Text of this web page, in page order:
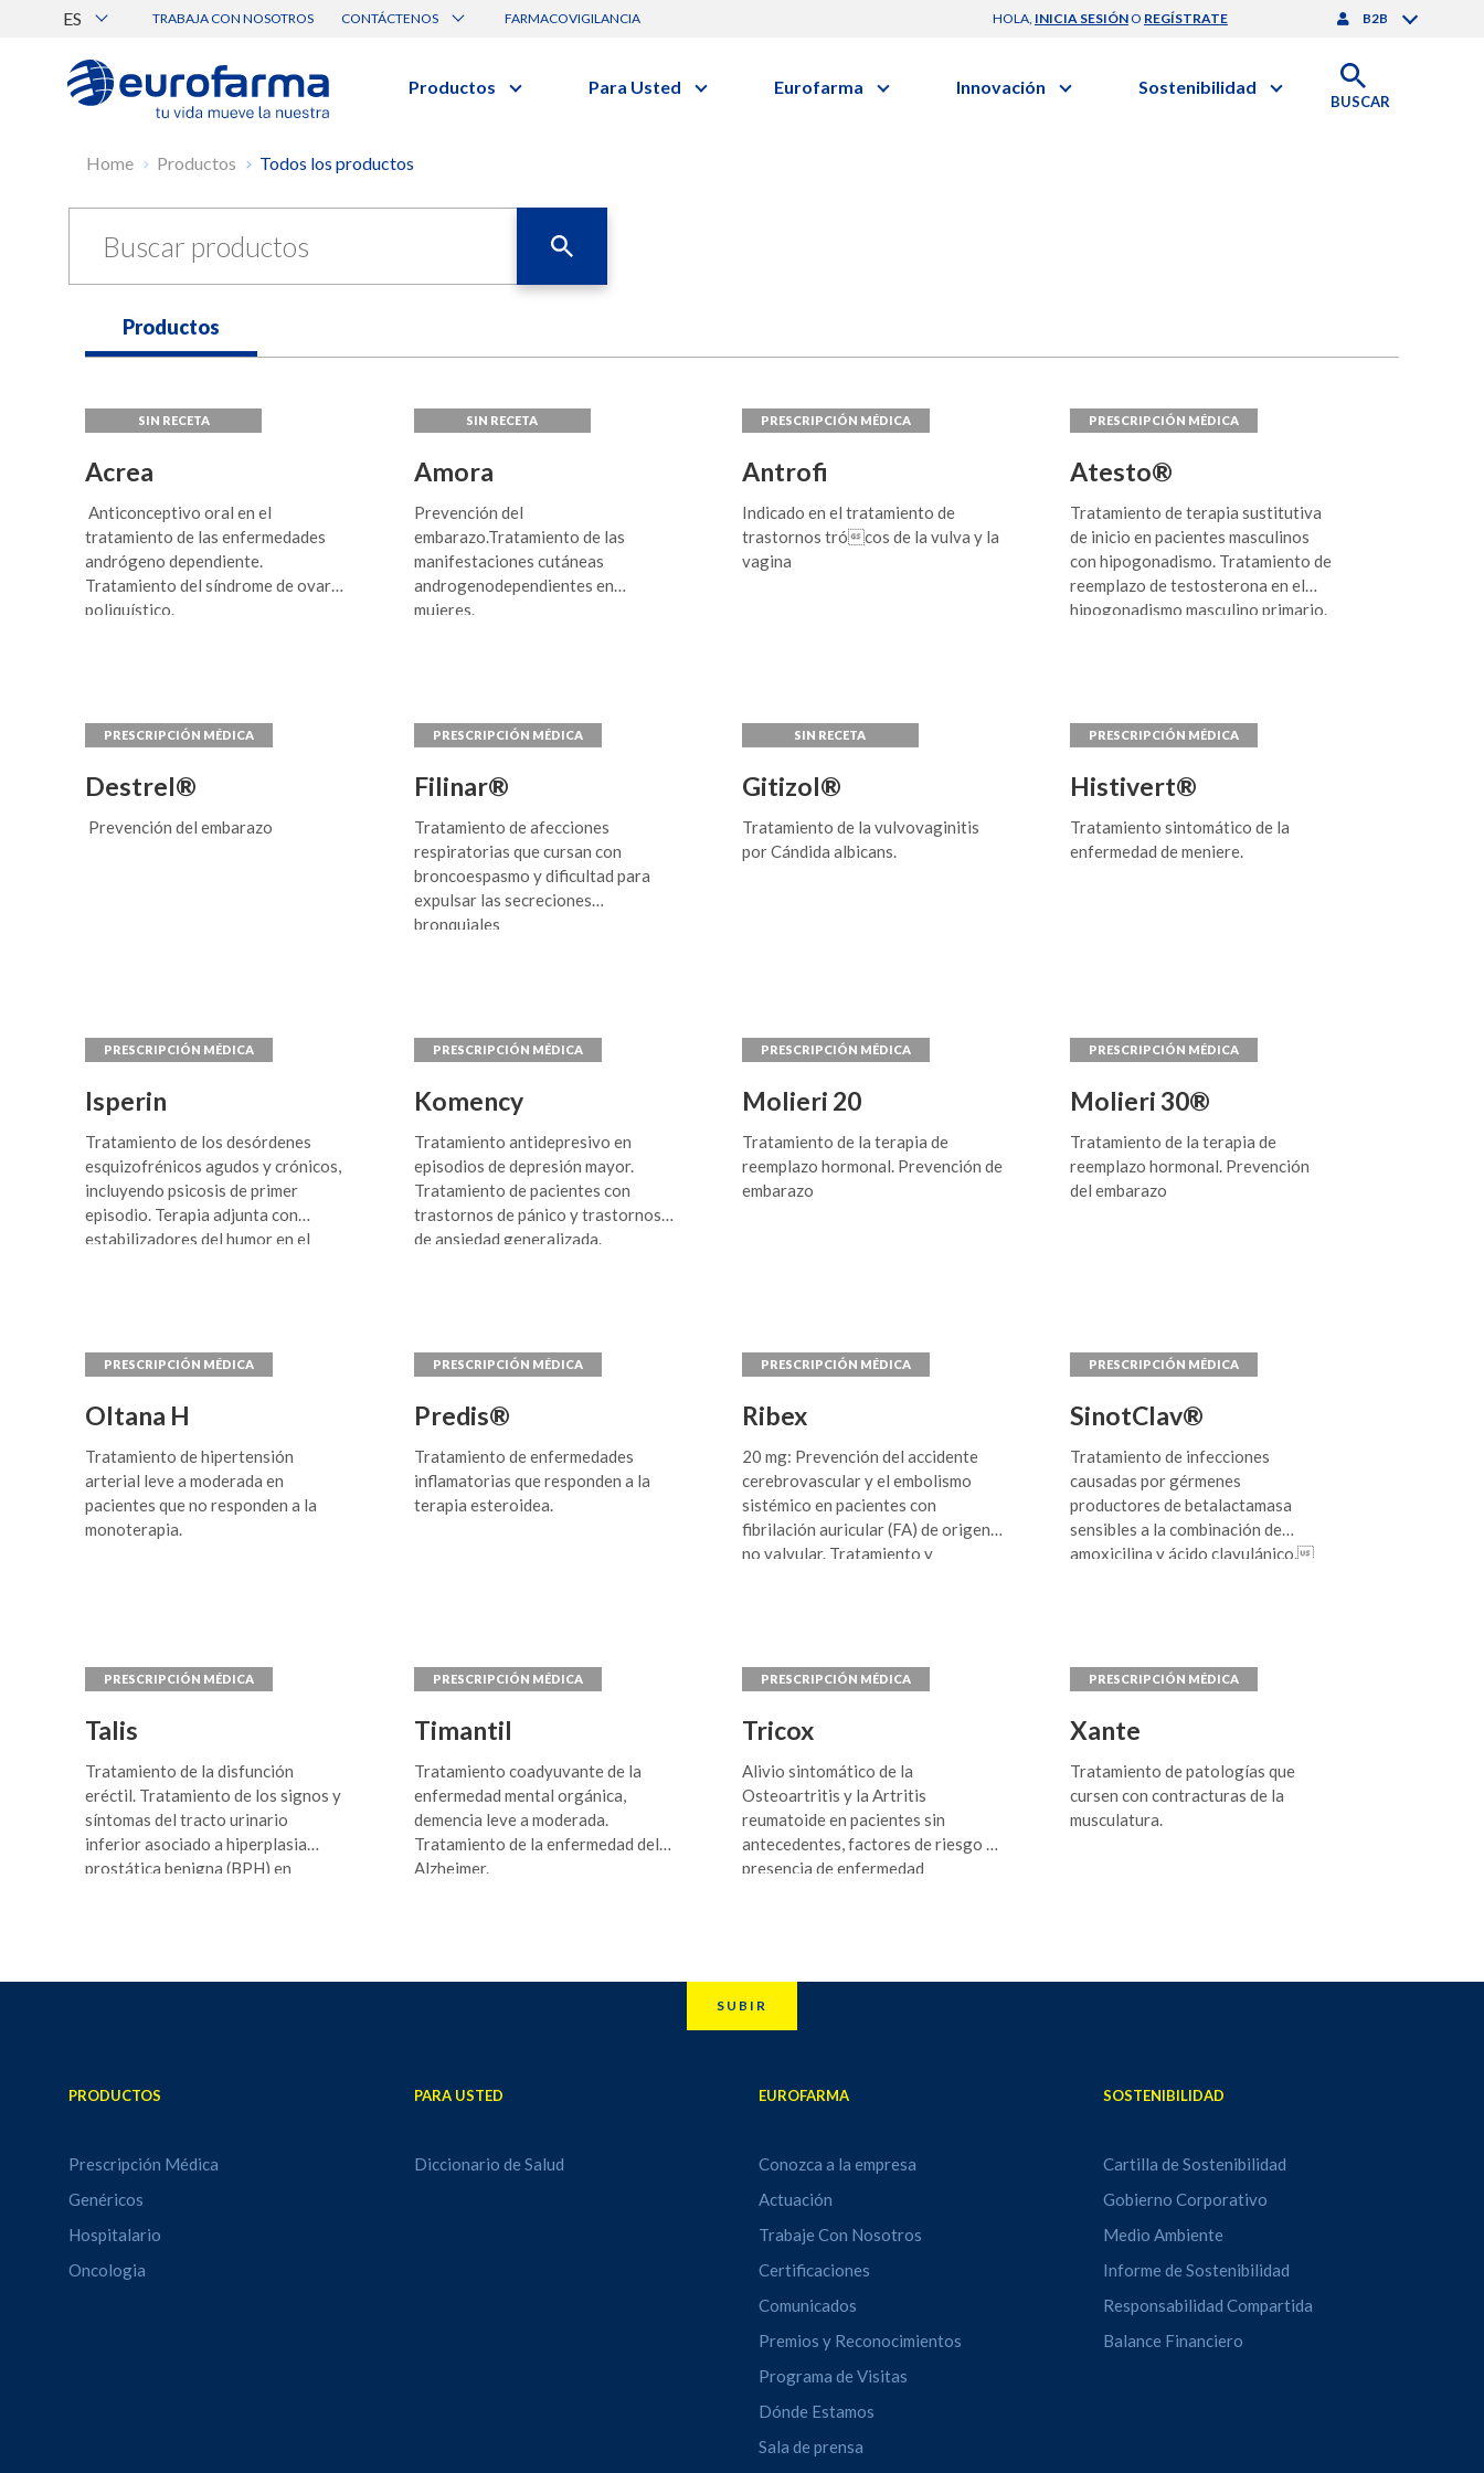
ES TRABAJA CON NOSOTROS CONTÁCTENOS
Canal de Ética Eurofarma
FARMACOVIGILANCIA HOLA, INICIA SESIÓNO REGÍSTRATE B2B
Productos
BUSCAR PRODUCTOS
Ver todos los productos
BUSCAR POR CATEGORÍA
Para Usted Eurofarma Innovación Sostenibilidad
BUSCAR
Home Productos Todos los productos
Productos
Acrea
Anticonceptivo oral en el
tratamiento de las enfermedades
andrógeno dependiente.
Tratamiento del síndrome de ovario
poliquístico.
Amora
Prevención del
embarazo.Tratamiento de las
manifestaciones cutáneas
androgenodependientes en
mujeres.
Antrofi
Indicado en el tratamiento de
trastornos trócos de la vulva y la
vagina
Atesto®
Tratamiento de terapia sustitutiva
de inicio en pacientes masculinos
con hipogonadismo. Tratamiento de
reemplazo de testosterona en el
hipogonadismo masculino primario.
Destrel®
Prevención del embarazo
Filinar®
Tratamiento de afecciones
respiratorias que cursan con
broncoespasmo y dificultad para
expulsar las secreciones
bronquiales
Gitizol®
Tratamiento de la vulvovaginitis
por Cándida albicans.
Histivert®
Tratamiento sintomático de la
enfermedad de meniere.
Isperin
Tratamiento de los desórdenes
esquizofrénicos agudos y crónicos,
incluyendo psicosis de primer
episodio. Terapia adjunta con
estabilizadores del humor en el
ancianos con demencia
agresividad. Tratamiento en
pacientes con demencia y otros
desórdenes relacionados con la
conducta disociadora. Niños:
Tratamiento en niños mayores de 5
Komency
Tratamiento antidepresivo en
episodios de depresión mayor.
Tratamiento de pacientes con
trastornos de pánico y trastornos
de ansiedad generalizada.
Molieri 20
Tratamiento de la terapia de
reemplazo hormonal. Prevención de
embarazo
Molieri 30®
Tratamiento de la terapia de
reemplazo hormonal. Prevención
del embarazo
Oltana H
Tratamiento de hipertensión
arterial leve a moderada en
pacientes que no responden a la
monoterapia.
Predis®
Tratamiento de enfermedades
inflamatorias que responden a la
terapia esteroidea.
Ribex
20 mg: Prevención del accidente
cerebrovascular y el embolismo
sistémico en pacientes con
fibrilación auricular (FA) de origen
no valvular. Tratamiento y
SinotClav®
Tratamiento de infecciones
causadas por gérmenes
productores de betalactamasa
sensibles a la combinación de
amoxicilina y ácido clavulánico.
Talis
Tratamiento de la disfunción
eréctil. Tratamiento de los signos y
síntomas del tracto urinario
inferior asociado a hiperplasia
prostática benigna (BPH) en
Timantil
Tratamiento coadyuvante de la
enfermedad mental orgánica,
demencia leve a moderada.
Tratamiento de la enfermedad del
Alzheimer.
Tricox
Alivio sintomático de la
Osteoartritis y la Artritis
reumatoide en pacientes sin
antecedentes, factores de riesgo o
presencia de enfermedad
Xante
Tratamiento de patologías que
cursen con contracturas de la
musculatura.
SUBIR
PRODUCTOS
Prescripción Médica
Genéricos
Hospitalario
Oncologia
PARA USTED
Diccionario de Salud
EUROFARMA
Conozca a la empresa
Actuación
Trabaje Con Nosotros
Certificaciones
Comunicados
Premios y Reconocimientos
Programa de Visitas
Dónde Estamos
Sala de prensa
SOSTENIBILIDAD
Cartilla de Sostenibilidad
Gobierno Corporativo
Medio Ambiente
Informe de Sostenibilidad
Responsabilidad Compartida
Balance Financiero